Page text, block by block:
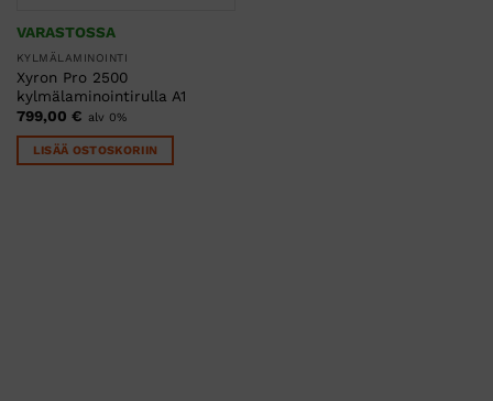
VARASTOSSA
KYLMÄLAMINOINTI
Xyron Pro 2500
kylmälaminointirulla A1
799,00 € alv 0%
LISÄÄ OSTOSKORIIN